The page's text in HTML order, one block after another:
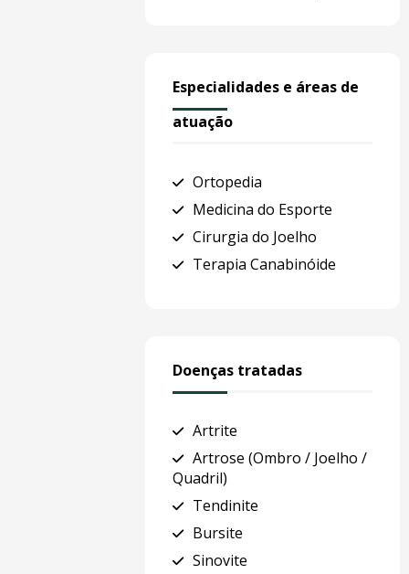
Especialidades e áreas de
atuação
Ortopedia
Medicina do Esporte
Cirurgia do Joelho
Terapia Canabinóide
Doenças tratadas
Artrite
Artrose (Ombro / Joelho /
Quadril)
Tendinite
Bursite
Sinovite